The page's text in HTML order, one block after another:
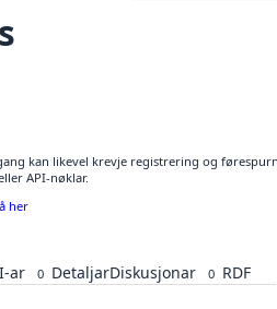
kan likevel krevje registrering og
API-nøklar.
her
ar 0 DetaljarDiskusjonar 0 RDF